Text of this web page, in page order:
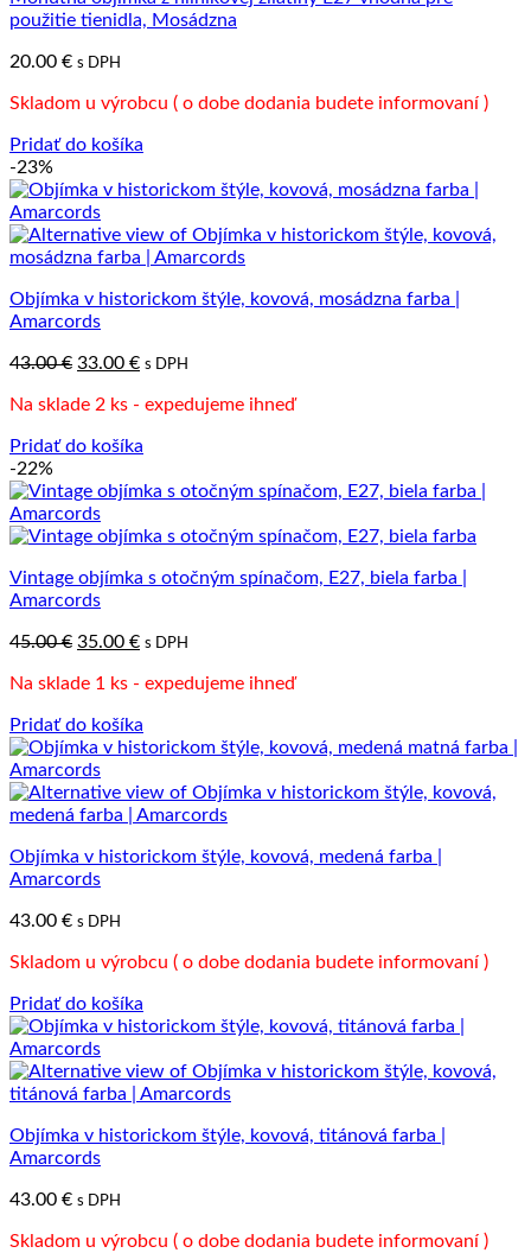
použitie tienidla, Mosádzna
20.00 € s DPH
Skladom u výrobcu ( o dobe dodania budete informovaní )
Pridať do košíka
-23%
Objímka v historickom štýle, kovová, mosádzna farba |
Amarcords
43.00€ Pôvodná
bola:
33.00 €Aktuálna
je:
s DPH
Na sklade 2 ks - expedujeme ihneď
Pridať do košíka
-22%
Vintage objímka s otočným spínačom, E27, biela farba |
Amarcords
45.00€ Pôvodná
bola:
35.00 €Aktuálna
je:
s DPH
Na sklade 1 ks - expedujeme ihneď
Pridať do košíka
Objímka v historickom štýle, kovová, medená farba |
Amarcords
43.00 € s DPH
Skladom u výrobcu ( o dobe dodania budete informovaní )
Pridať do košíka
Objímka v historickom štýle, kovová, titánová farba |
Amarcords
43.00 € s DPH
Skladom u výrobcu ( o dobe dodania budete informovaní )